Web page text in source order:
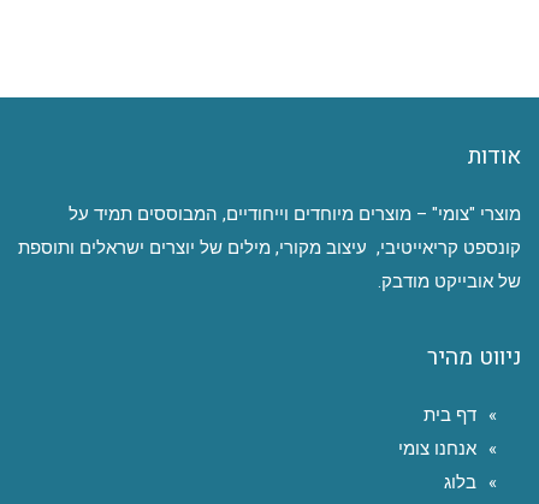
אודות
מוצרי "צומי" – מוצרים מיוחדים וייחודיים, המבוססים תמיד על
קונספט קריאייטיבי, עיצוב מקורי, מילים של יוצרים ישראלים ותוספת
של אובייקט מודבק.
ניווט מהיר
דף בית
אנחנו צומי
בלוג